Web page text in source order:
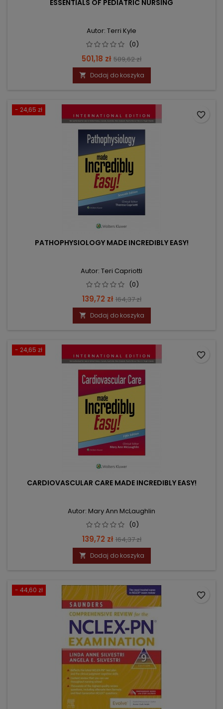
ESSENTIALS OF PEDIATRIC NURSING
Autor: Terri Kyle
(0)
Cena
501,18 zł Cena
podstawowa
589,62 zł
 Dodaj do koszyka
- 24,65 zł
PATHOPHYSIOLOGY MADE INCREDIBLY EASY!
Autor: Teri Capriotti
(0)
Cena
139,72 zł Cena
podstawowa
164,37 zł
 Dodaj do koszyka
favorite_border
- 24,65 zł
CARDIOVASCULAR CARE MADE INCREDIBLY EASY!
Autor: Mary Ann McLaughlin
(0)
Cena
139,72 zł Cena
podstawowa
164,37 zł
 Dodaj do koszyka
favorite_border
- 44,60 zł
favorite_border